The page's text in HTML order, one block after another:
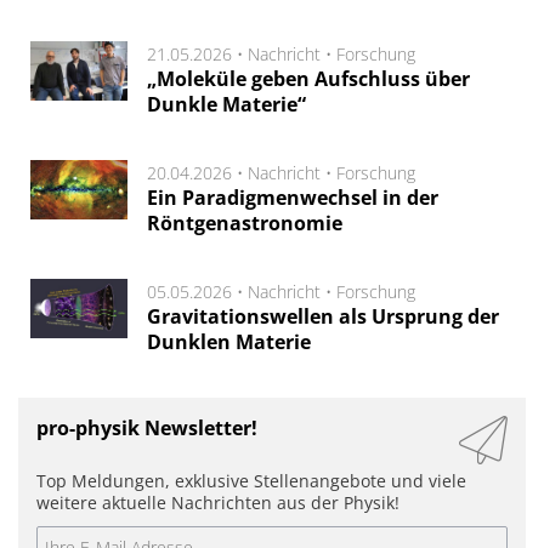
21.05.2026 • Nachricht • Forschung
„Moleküle geben Aufschluss über
Dunkle Materie“
20.04.2026 • Nachricht • Forschung
Ein Paradigmenwechsel in der
Röntgenastronomie
05.05.2026 • Nachricht • Forschung
Gravitationswellen als Ursprung der
Dunklen Materie
pro-physik Newsletter!
Top Meldungen, exklusive Stellenangebote und viele
weitere aktuelle Nachrichten aus der Physik!